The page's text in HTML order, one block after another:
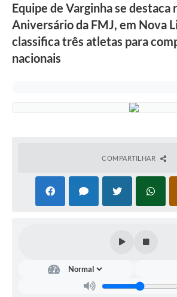
Equipe de Varginha se destaca
Aniversário da FMJ, em Nova
classifica três atletas para
nacionais
COMPARTILHAR